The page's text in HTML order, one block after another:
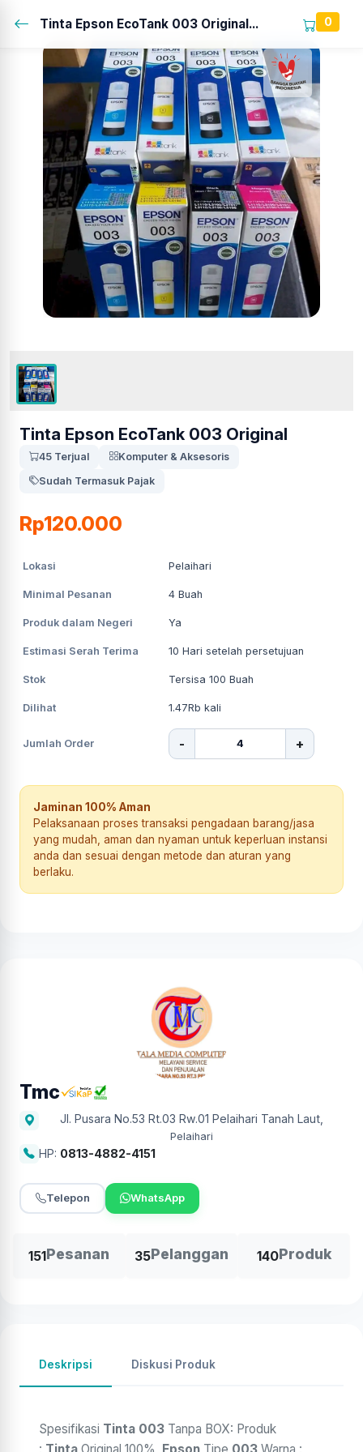
Tinta Epson EcoTank 003 Original... 0
Tinta Epson EcoTank 003 Original
45 Terjual
Komputer & Aksesoris
Sudah Termasuk Pajak
Rp120.000
Lokasi Pelaihari
Minimal Pesanan 4 Buah
Produk dalam Negeri Ya
Estimasi Serah Terima 10 Hari setelah persetujuan
Stok Tersisa 100 Buah
Dilihat 1.47Rb kali
Jumlah Order - +
Jaminan 100% Aman
Pelaksanaan proses transaksi pengadaan barang/jasa
yang mudah, aman dan nyaman untuk keperluan instansi
anda dan sesuai dengan metode dan aturan yang
berlaku.
Tmc
Jl. Pusara No.53 Rt.03 Rw.01 Pelaihari Tanah Laut,
Pelaihari
HP: 0813-4882-4151
Telepon WhatsApp
151Pesanan 35Pelanggan 140Produk
Deskripsi Diskusi Produk
Spesifikasi Tinta 003 Tanpa BOX: Produk
: Tinta Original 100%, Epson Tipe 003 Warna :